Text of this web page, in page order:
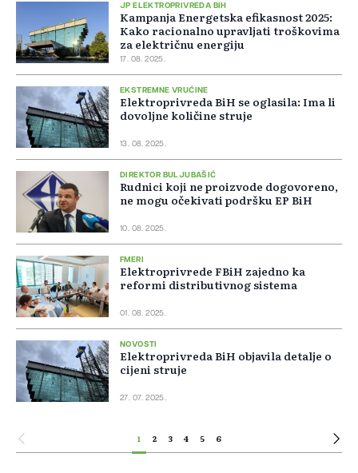
JP ELEKTROPRIVREDA BIH
Kampanja Energetska efikasnost 2025:
Kako racionalno upravljati troškovima
za električnu energiju
17. 08. 2025.
EKSTREMNE VRUĆINE
Elektroprivreda BiH se oglasila: Ima li
dovoljne količine struje
13. 08. 2025.
DIREKTOR BULJUBAŠIĆ
Rudnici koji ne proizvode dogovoreno,
ne mogu očekivati podršku EP BiH
10. 08. 2025.
FMERI
Elektroprivrede FBiH zajedno ka
reformi distributivnog sistema
01. 08. 2025.
NOVOSTI
Elektroprivreda BiH objavila detalje o
cijeni struje
27. 07. 2025.
1 2 3 4 5 6